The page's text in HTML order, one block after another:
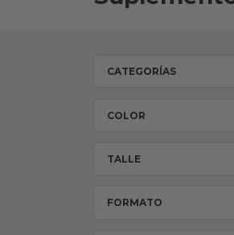
CATEGORÍAS
COLOR
TALLE
FORMATO